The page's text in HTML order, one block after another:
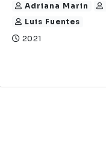
Adriana Marin
Luis Fuentes
2021